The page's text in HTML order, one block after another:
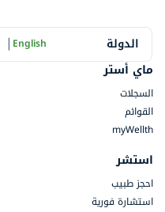
الدولة |English
ماي أستر
السجلات
القوائم
myWellth
استشر
احجز طبيب
استشارة فورية